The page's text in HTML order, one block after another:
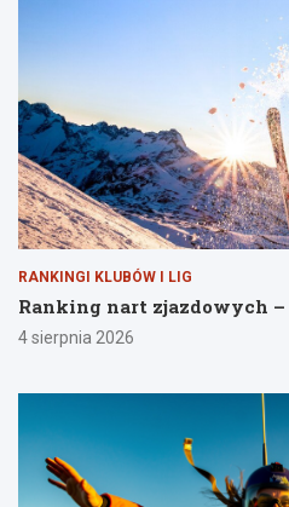
RANKINGI KLUBÓW I LIG
Ranking nart zjazdowych
4 sierpnia 2026